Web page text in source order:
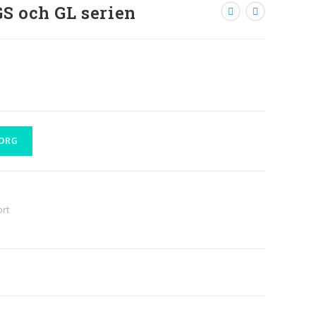
och GL serien